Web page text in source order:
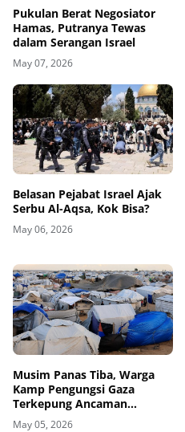
Pukulan Berat Negosiator
Hamas, Putranya Tewas
dalam Serangan Israel
May 07, 2026
Belasan Pejabat Israel Ajak
Serbu Al-Aqsa, Kok Bisa?
May 06, 2026
Musim Panas Tiba, Warga
Kamp Pengungsi Gaza
Terkepung Ancaman
Penyakit Kulit
May 05, 2026